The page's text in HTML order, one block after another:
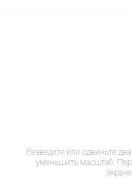
Разведите или сдвиньте
уменьшить масштаб.